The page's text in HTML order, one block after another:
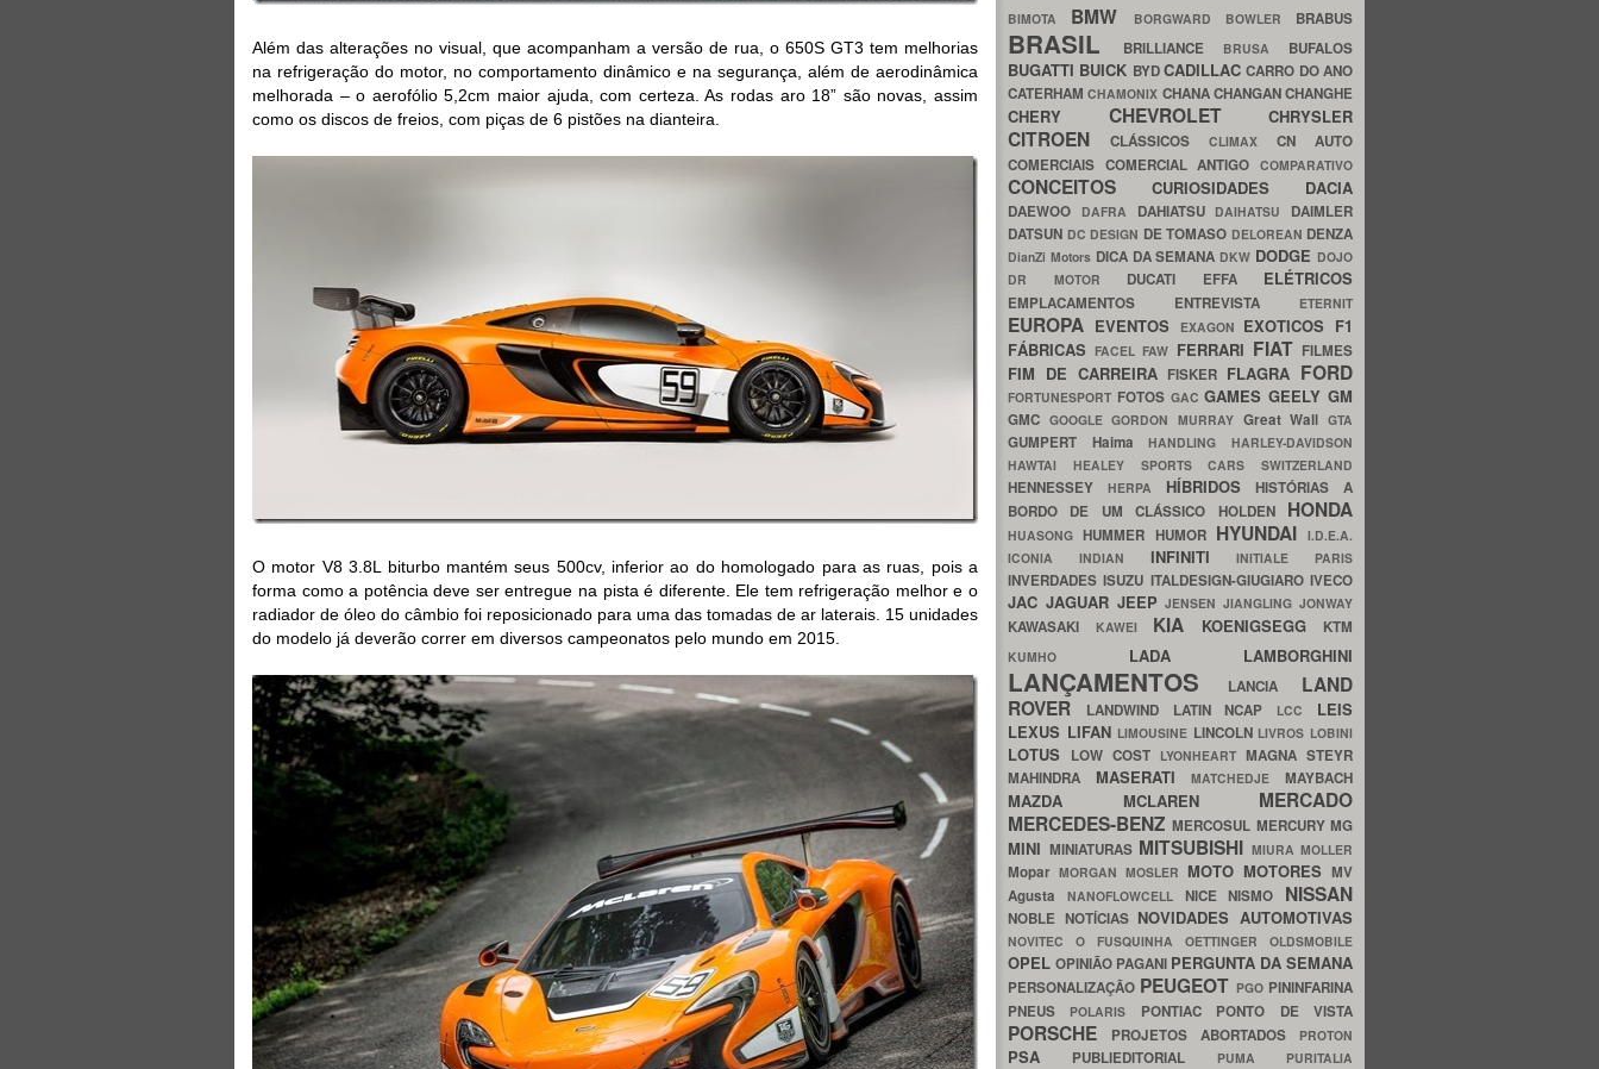
Além das alterações no visual, que acompanham a versão de rua, o 650S GT3 tem melhorias
na refrigeração do motor, no comportamento dinâmico e na segurança, além de aerodinâmica
melhorada – o aerofólio 5,2cm maior ajuda, com certeza. As rodas aro 18” são novas, assim
como os discos de freios, com piças de 6 pistões na dianteira.
O motor V8 3.8L biturbo mantém seus 500cv, inferior ao do homologado para as ruas, pois a
forma como a potência deve ser entregue na pista é diferente. Ele tem refrigeração melhor e o
radiador de óleo do câmbio foi reposicionado para uma das tomadas de ar laterais. 15 unidades
do modelo já deverão correr em diversos campeonatos pelo mundo em 2015.
BIMOTA BMW BORGWARD BOWLER BRABUS
BRASIL BRILLIANCE BRUSA BUFALOS
BUGATTI BUICK BYDCADILLACCARRO DO ANO
CATERHAMCHAMONIX CHANACHANGANCHANGHE
CHERY CHEVROLET CHRYSLER
CITROEN CLÁSSICOS CLIMAX CN AUTO
COMERCIAIS COMERCIAL ANTIGOCOMPARATIVO
CONCEITOS CURIOSIDADES DACIA
DAEWOO DAFRA DAHIATSU DAIHATSU DAIMLER
DATSUN DC DESIGN DE TOMASO DELOREAN DENZA
DianZi Motors DICA DA SEMANA DKW DODGE DOJO
DR MOTOR DUCATI EFFA ELÉTRICOS
EMPLACAMENTOS ENTREVISTA ETERNIT
EUROPA EVENTOS EXAGON EXOTICOS F1
FÁBRICASFACELFAW FERRARI FIAT FILMES
FIM DE CARREIRA FISKER FLAGRA FORD
FORTUNESPORT FOTOS GACGAMESGEELYGM
GMC GOOGLEGORDON MURRAY Great WallGTA
GUMPERT HaimaHANDLINGHARLEY-DAVIDSON
HAWTAI HEALEY SPORTS CARS SWITZERLAND
HENNESSEY HERPA HÍBRIDOSHISTÓRIAS A
BORDO DE UM CLÁSSICO HOLDEN HONDA
HUASONGHUMMER HUMOR HYUNDAI I.D.E.A.
ICONIA INDIAN INFINITIINITIALE PARIS
INVERDADESISUZU ITALDESIGN-GIUGIAROIVECO
JAC JAGUAR JEEPJENSENJIANGLINGJONWAY
KAWASAKI KAWEI KIA KOENIGSEGG KTM
KUMHO LADA LAMBORGHINI
LANÇAMENTOS LANCIA LAND
ROVER
LANDWIND LATIN NCAP LCC LEIS
LEXUS LIFAN LIMOUSINE LINCOLN LIVROS LOBINI
LOTUS LOW COST LYONHEART MAGNA STEYR
MAHINDRA MASERATIMATCHEDJEMAYBACH
MAZDA MCLAREN MERCADO
MERCEDES-BENZMERCOSUL MERCURYMG
MINI MINIATURAS MITSUBISHI MIURA MOLLER
Mopar MORGAN MOSLER MOTO MOTORES MV
Agusta NANOFLOWCELL NICENISMO NISSAN
NOBLE NOTÍCIAS NOVIDADES AUTOMOTIVAS
NOVITEC O FUSQUINHA OETTINGER OLDSMOBILE
OPEL OPINIÃO PAGANI PERGUNTA DA SEMANA
PERSONALIZAÇÃO PEUGEOT PGO PININFARINA
PNEUS
POLARIS PONTIAC PONTO DE VISTA
PORSCHE PROJETOS ABORTADOS PROTON
PSA PUBLIEDITORIAL PUMA PURITALIA